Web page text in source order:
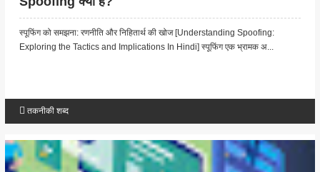
स्पूफिंग को समझना: रणनीति और निहितार्थ की खोज [Understanding Spoofing:
Exploring the Tactics and Implications In Hindi] स्पूफिंग एक भ्रामक अ...
तकनीकी शब्द